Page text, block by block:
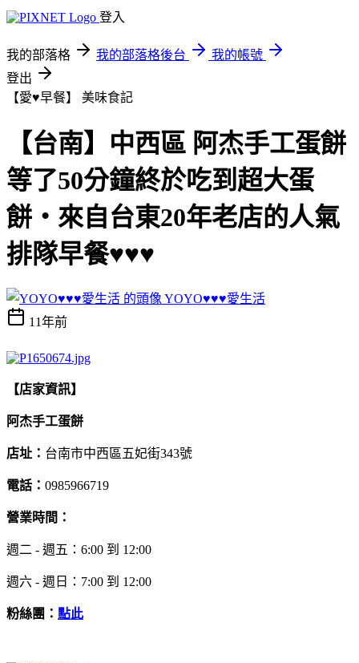
登入
我的部落格 我的部落格後台
我的帳號
登出
【愛♥早餐】 美味食記
【台南】中西區 阿杰手工蛋餅
等了50分鐘終於吃到超大蛋
餅‧來自台東20年老店的人氣
排隊早餐♥♥♥
YOYO♥♥♥愛生活
11年前
【店家資訊】
阿杰手工蛋餅
店址： 台南市中西區五妃街343號
電話： 0985966719
營業時間：
週二 - 週五：6:00 到 12:00
週六 - 週日：7:00 到 12:00
粉絲團： 點此